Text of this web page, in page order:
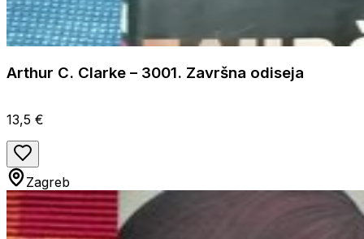
Arthur C. Clarke – 3001. Završna odiseja
13,5 €
Zagreb